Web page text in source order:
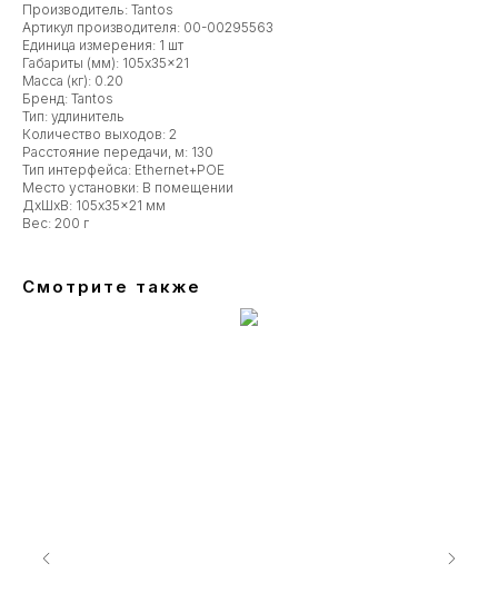
Производитель: Tantos
Артикул производителя: 00-00295563
Единица измерения: 1 шт
Габариты (мм): 105x35x21
Масса (кг): 0.20
Бренд: Tantos
Тип: удлинитель
Количество выходов: 2
Расстояние передачи, м: 130
Тип интерфейса: Ethernet+POE
Место установки: В помещении
ДxШxВ: 105x35x21 мм
Вес: 200 г
Смотрите также